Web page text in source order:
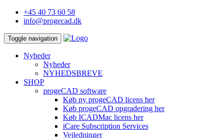
+45 40 73 60 58
info@progecad.dk
Toggle navigation
Nyheder
Nyheder
NYHEDSBREVE
SHOP
progeCAD software
Køb ny progeCAD licens her
Køb progeCAD opgradering her
Køb ICADMac licens her
iCare Subscription Services
Vejledninger